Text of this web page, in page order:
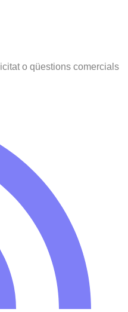
o qüestions comercials